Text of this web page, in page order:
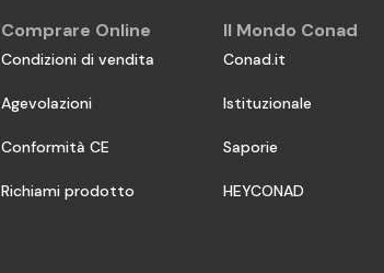
Comprare Online
Condizioni di vendita
Agevolazioni
Conformità CE
Richiami prodotto
Il Mondo Conad
Conad.it
Istituzionale
Saporie
HEYCONAD